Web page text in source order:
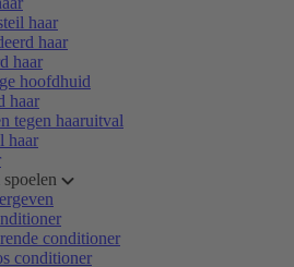
haar
haar
haar
hoofdhuid
haar
tegen haaruitval
haar
conditioner
conditioner